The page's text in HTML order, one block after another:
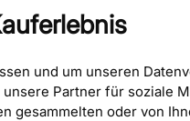
und um unseren
Partner für soziale
gesammelten oder von